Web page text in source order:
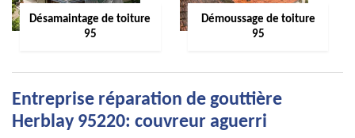
Désamaintage de toiture
95
Démoussage de toiture
95
Entreprise réparation de gouttière
Herblay 95220: couvreur aguerri